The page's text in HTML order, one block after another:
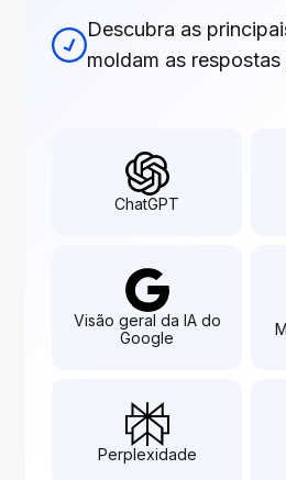
Descubra as
moldam as
ChatGPT
Visão geral da IA do
Google
Perplexidade